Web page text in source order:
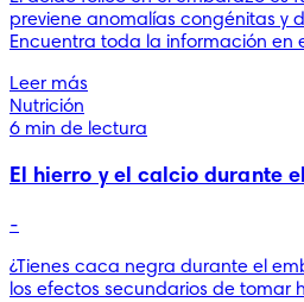
previene anomalías congénitas y
Encuentra toda la información en
Leer más
Nutrición
6 min de lectura
El hierro y el calcio durante
-
¿Tienes caca negra durante el
los efectos secundarios de tomar